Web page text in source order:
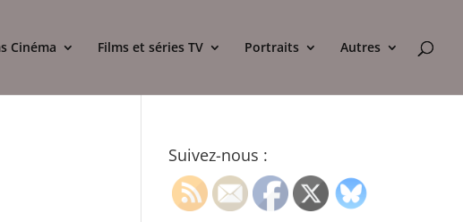
Cinéma Films et séries TV Portraits Autres
Suivez-nous :